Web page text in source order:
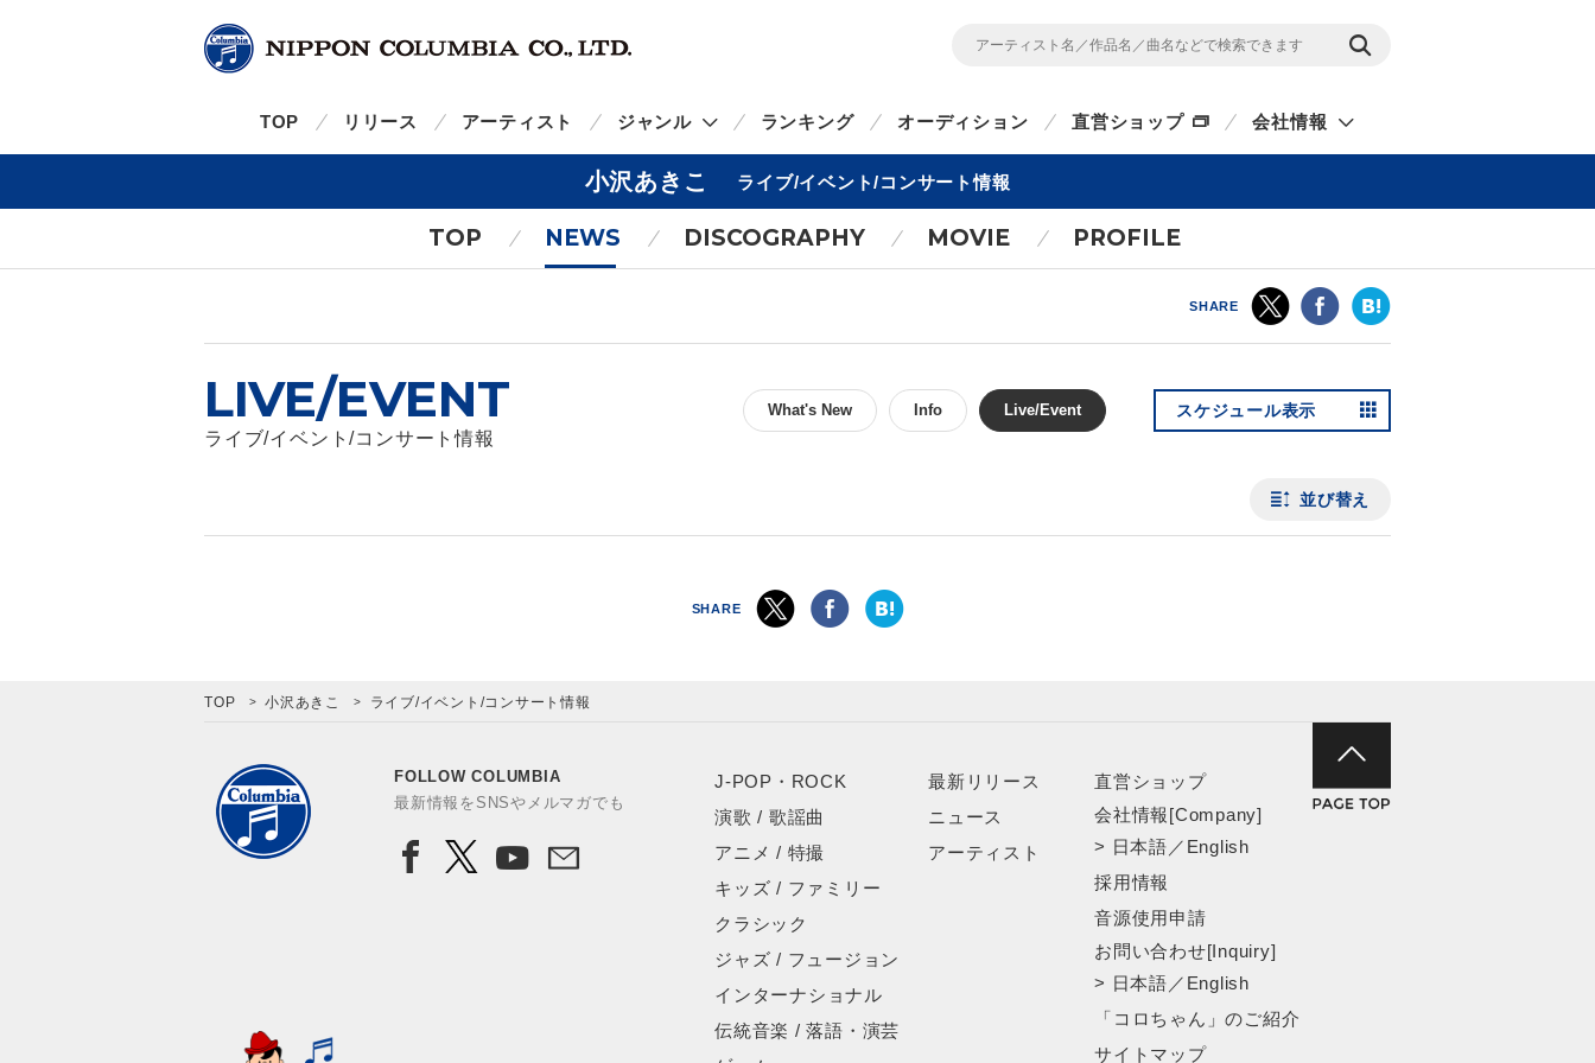
TOP リリース アーティスト ジャンル ランキング オーディション 直営ショップ 会社情報
小沢あきこ ライブ/イベント/コンサート情報
TOP NEWS DISCOGRAPHY MOVIE PROFILE
SHARE
LIVE/EVENT
ライブ/イベント/コンサート情報
スケジュール表示
What's New Info Live/Event
並び替え
SHARE
TOP 小沢あきこ ライブ/イベント/コンサート情報
FOLLOW COLUMBIA
最新情報をSNSやメルマガでも
J-POP・ROCK
演歌 / 歌謡曲
アニメ / 特撮
キッズ / ファミリー
クラシック
ジャズ / フュージョン
インターナショナル
伝統音楽 / 落語・演芸
最新リリース
ニュース
アーティスト
直営ショップ
会社情報[Company]
> 日本語 ／ English
採用情報
音源使用申請
お問い合わせ[Inquiry]
> 日本語 ／ English
「コロちゃん」のご紹介
サイトマップ